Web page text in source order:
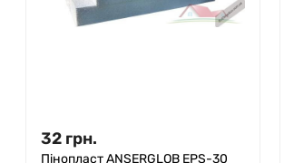
Бітумна черепиця є дуже
будівельним матеріалом. Крім
Черепицею IKO
можна покрити
форм: баштові, круглі куполи,
32 грн.
Пінопласт ANSERGLOB EPS-30